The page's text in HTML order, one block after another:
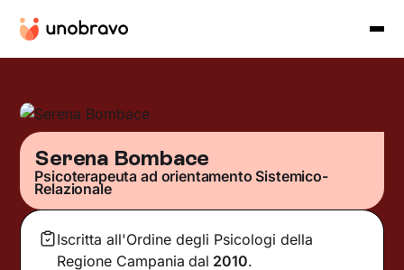
Serena Bombace
Psicoterapeuta ad orientamento Sistemico-
Relazionale
Iscritta all'Ordine degli Psicologi della
Regione Campania dal 2010.